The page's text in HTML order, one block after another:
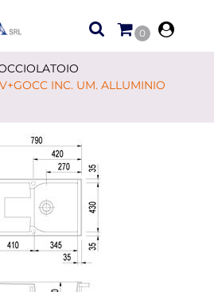
0
INC. UM. ALLUMINIO